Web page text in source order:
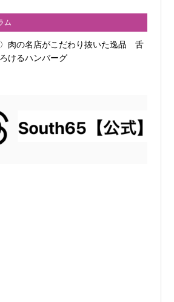
ム
〉肉の名店がこだわり抜いた逸品 舌
けるハンバーグ